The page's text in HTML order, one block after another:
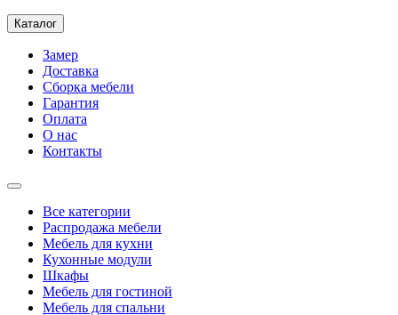
Каталог
Замер
Доставка
Сборка мебели
Гарантия
Оплата
О нас
Контакты
Все категории
Распродажа мебели
Мебель для кухни
Кухонные модули
Шкафы
Мебель для гостиной
Мебель для спальни